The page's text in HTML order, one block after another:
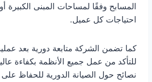
المسابح وفقًا لمساحات المبنى الكبيرة أو
احتياجات كل عميل.
كما تضمن الشركة متابعة دورية بعد
للتأكد من عمل جميع الأنظمة بكفاءة
نصائح حول الصيانة الدورية للحفاظ على